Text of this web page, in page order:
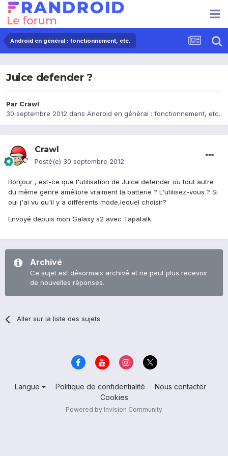
Android en général : fonctionnement, etc.
Juice defender ?
Par Crawl
30 septembre 2012 dans Android en général : fonctionnement, etc.
Crawl
Posté(e) 30 septembre 2012
Bonjour , est-ce que l'utilisation de Juice defender ou tout autre
du même genre améliore vraiment la batterie ? L'utilisez-vous ? Si
oui j'ai vu qu'il y a différents mode,lequel choisir?
Envoyé depuis mon Galaxy s2 avec Tapatalk.
Archivé
Ce sujet est désormais archivé et ne peut plus recevoir
de nouvelles réponses.
Aller sur la liste des sujets
Langue Politique de confidentialité
Nous contacter
Cookies
Powered by Invision Community